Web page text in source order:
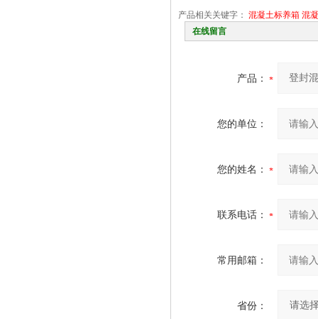
产品相关关键字： 混凝土标养箱 混
在线留言
产品：
您的单位：
您的姓名：
联系电话：
常用邮箱：
省份：